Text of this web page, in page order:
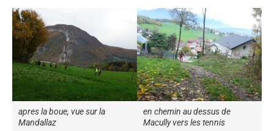
apres la boue, vue sur la
Mandallaz
en chemin au dessus de
Macully vers les tennis